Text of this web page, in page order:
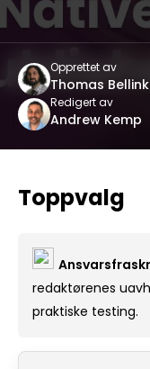
Opprettet av
Thomas Bellink
Redigert av
Andrew Kemp
Toppvalg
redaktørenes
praktiske testing.